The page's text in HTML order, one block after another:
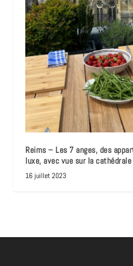
Reims – Les 7 anges, des
luxe, avec vue sur la cathédrale
16 juillet 2023